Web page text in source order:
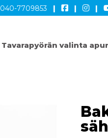
040-7709853 | | |
Tavarapyörän valinta